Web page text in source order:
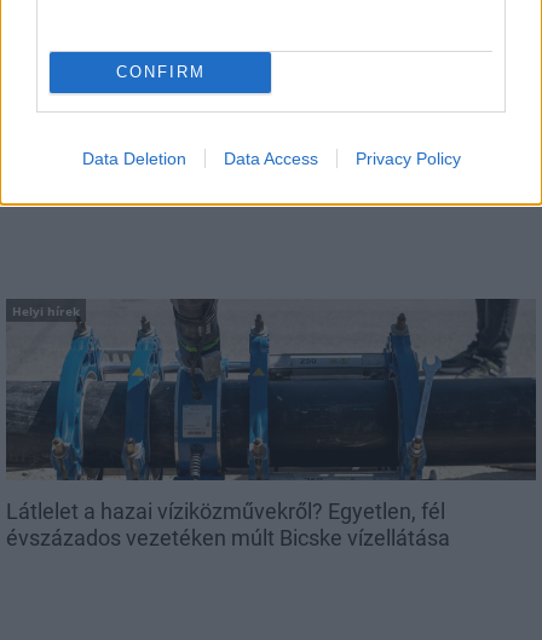
CONFIRM
Data Deletion Data Access Privacy Policy
csökken a riasztás
Helyi hírek
Látlelet a hazai víziközművekről? Egyetlen, fél
évszázados vezetéken múlt Bicske vízellátása